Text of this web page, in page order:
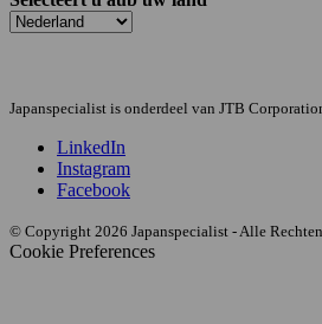
Japanspecialist is onderdeel van JTB
LinkedIn
Instagram
Facebook
© Copyright 2026 Japanspecialist - Alle
Cookie Preferences